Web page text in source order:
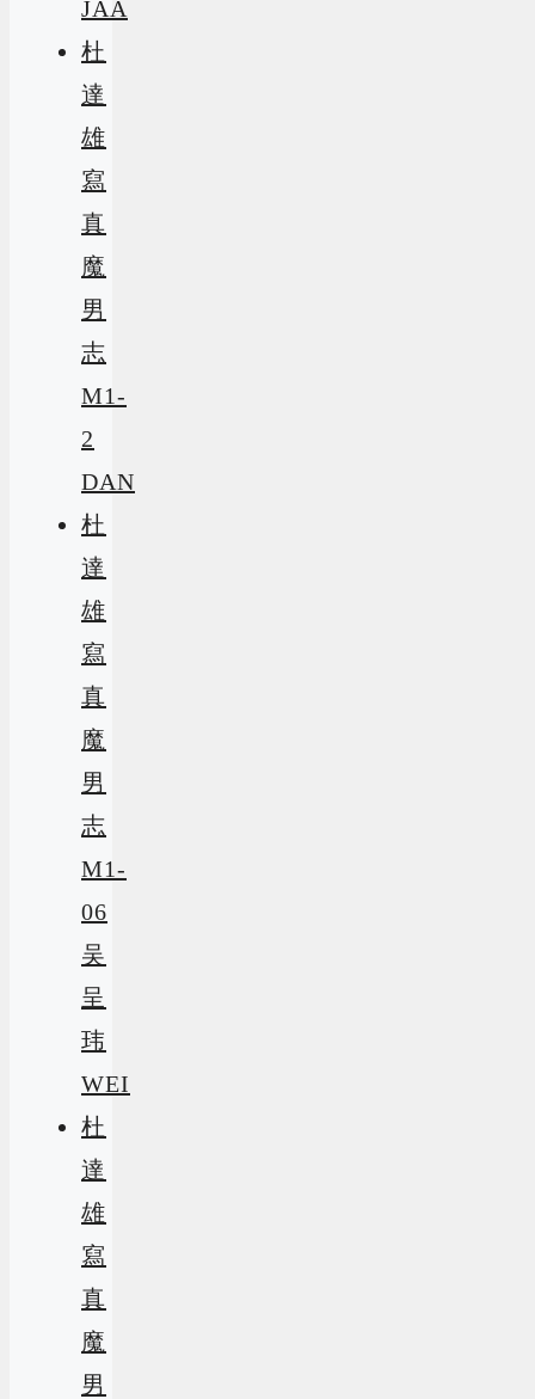
JAA
杜
達
雄
寫
真
魔
男
志
M1-
2
DAN
杜
達
雄
寫
真
魔
男
志
M1-
06
吴
呈
玮
WEI
杜
達
雄
寫
真
魔
男